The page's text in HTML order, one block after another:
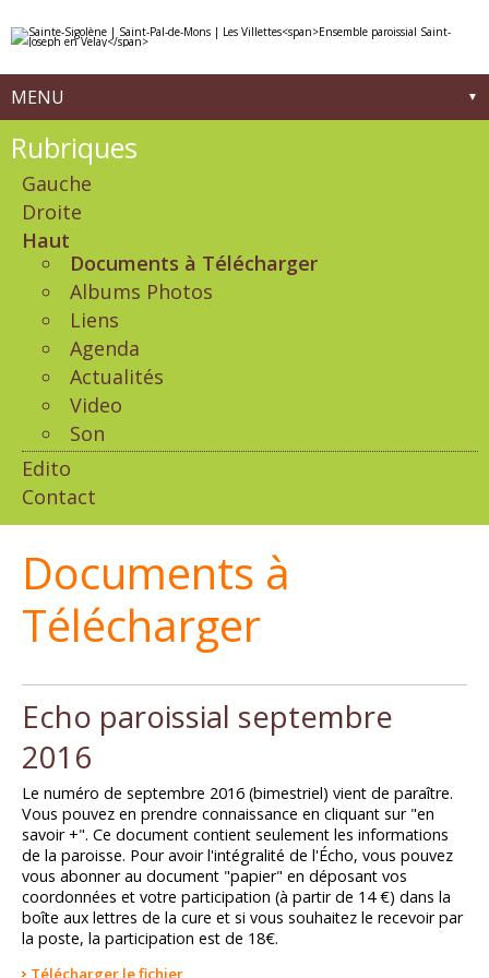
contenu.
la
MENU
Navigation
Rubriques
Gauche
Droite
Haut
Documents à Télécharger
Albums Photos
Liens
Agenda
Actualités
Video
Son
Edito
Contact
Documents à
Télécharger
Echo paroissial septembre
2016
Le numéro de septembre 2016 (bimestriel) vient de paraître.
Vous pouvez en prendre connaissance en cliquant sur "en
savoir +". Ce document contient seulement les informations
de la paroisse. Pour avoir l'intégralité de l'Écho, vous pouvez
vous abonner au document "papier" en déposant vos
coordonnées et votre participation (à partir de 14 €) dans la
boîte aux lettres de la cure et si vous souhaitez le recevoir par
la poste, la participation est de 18€.
Télécharger le fichier